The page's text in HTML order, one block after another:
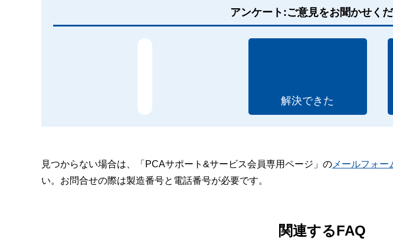
アンケート:ご意見をお聞かせく
解決できた
見つからない場合は、「PCAサポート&サービス会員専用ページ」のメールフォー
い。お問合せの際は製造番号と電話番号が必要です。
関連するFAQ